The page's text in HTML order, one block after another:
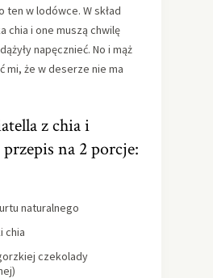
w lodówce. W skład
chia i one muszą chwilę
napęcznieć. No i mąż
mi, że w deserze nie ma
z chia i
na 2 porcje:
naturalnego
chia
czekolady